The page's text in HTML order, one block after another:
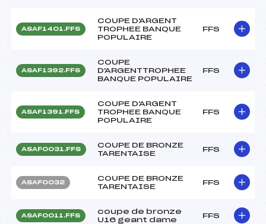
ASAF1401.FFS
COUPE D'ARGENT
TROPHEE BANQUE
POPULAIRE
FFS
ASAF1392.FFS
COUPE
D'ARGENTTROPHEE
BANQUE POPULAIRE
FFS
ASAF1391.FFS
COUPE D'ARGENT
TROPHEE BANQUE
POPULAIRE
FFS
ASAF0031.FFS
COUPE DE BRONZE
TARENTAISE
FFS
ASAF0032
COUPE DE BRONZE
TARENTAISE
FFS
ASAF0011.FFS
coupe de bronze
U16 geant dame
FFS